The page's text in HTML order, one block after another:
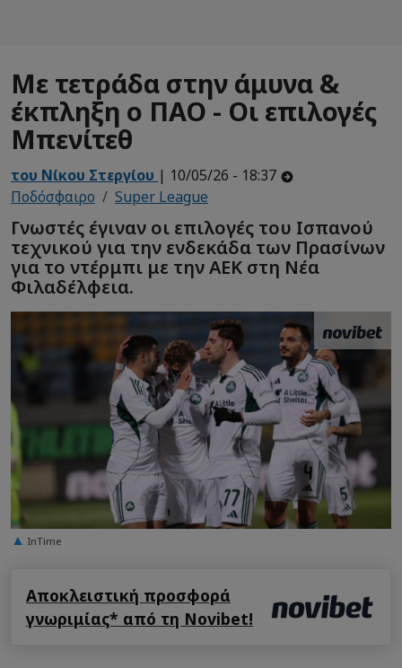
Με τετράδα στην άμυνα &
έκπληξη ο ΠΑΟ - Οι επιλογές
Μπενίτεθ
του Νίκου Στεργίου | 10/05/26 - 18:37
Ποδόσφαιρο
Super League
Γνωστές έγιναν οι επιλογές του Ισπανού
τεχνικού για την ενδεκάδα των Πρασίνων
για το ντέρμπι με την ΑΕΚ στη Νέα
Φιλαδέλφεια.
InTime
Αποκλειστική προσφορά
γνωριμίας* από τη Novibet!